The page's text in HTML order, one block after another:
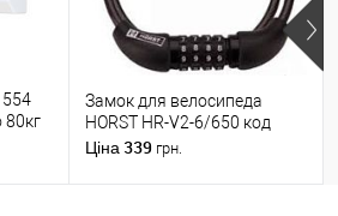
80кг
Замок для велосипеда
HORST HR-V2-6/650 код
Ціна 339 грн.